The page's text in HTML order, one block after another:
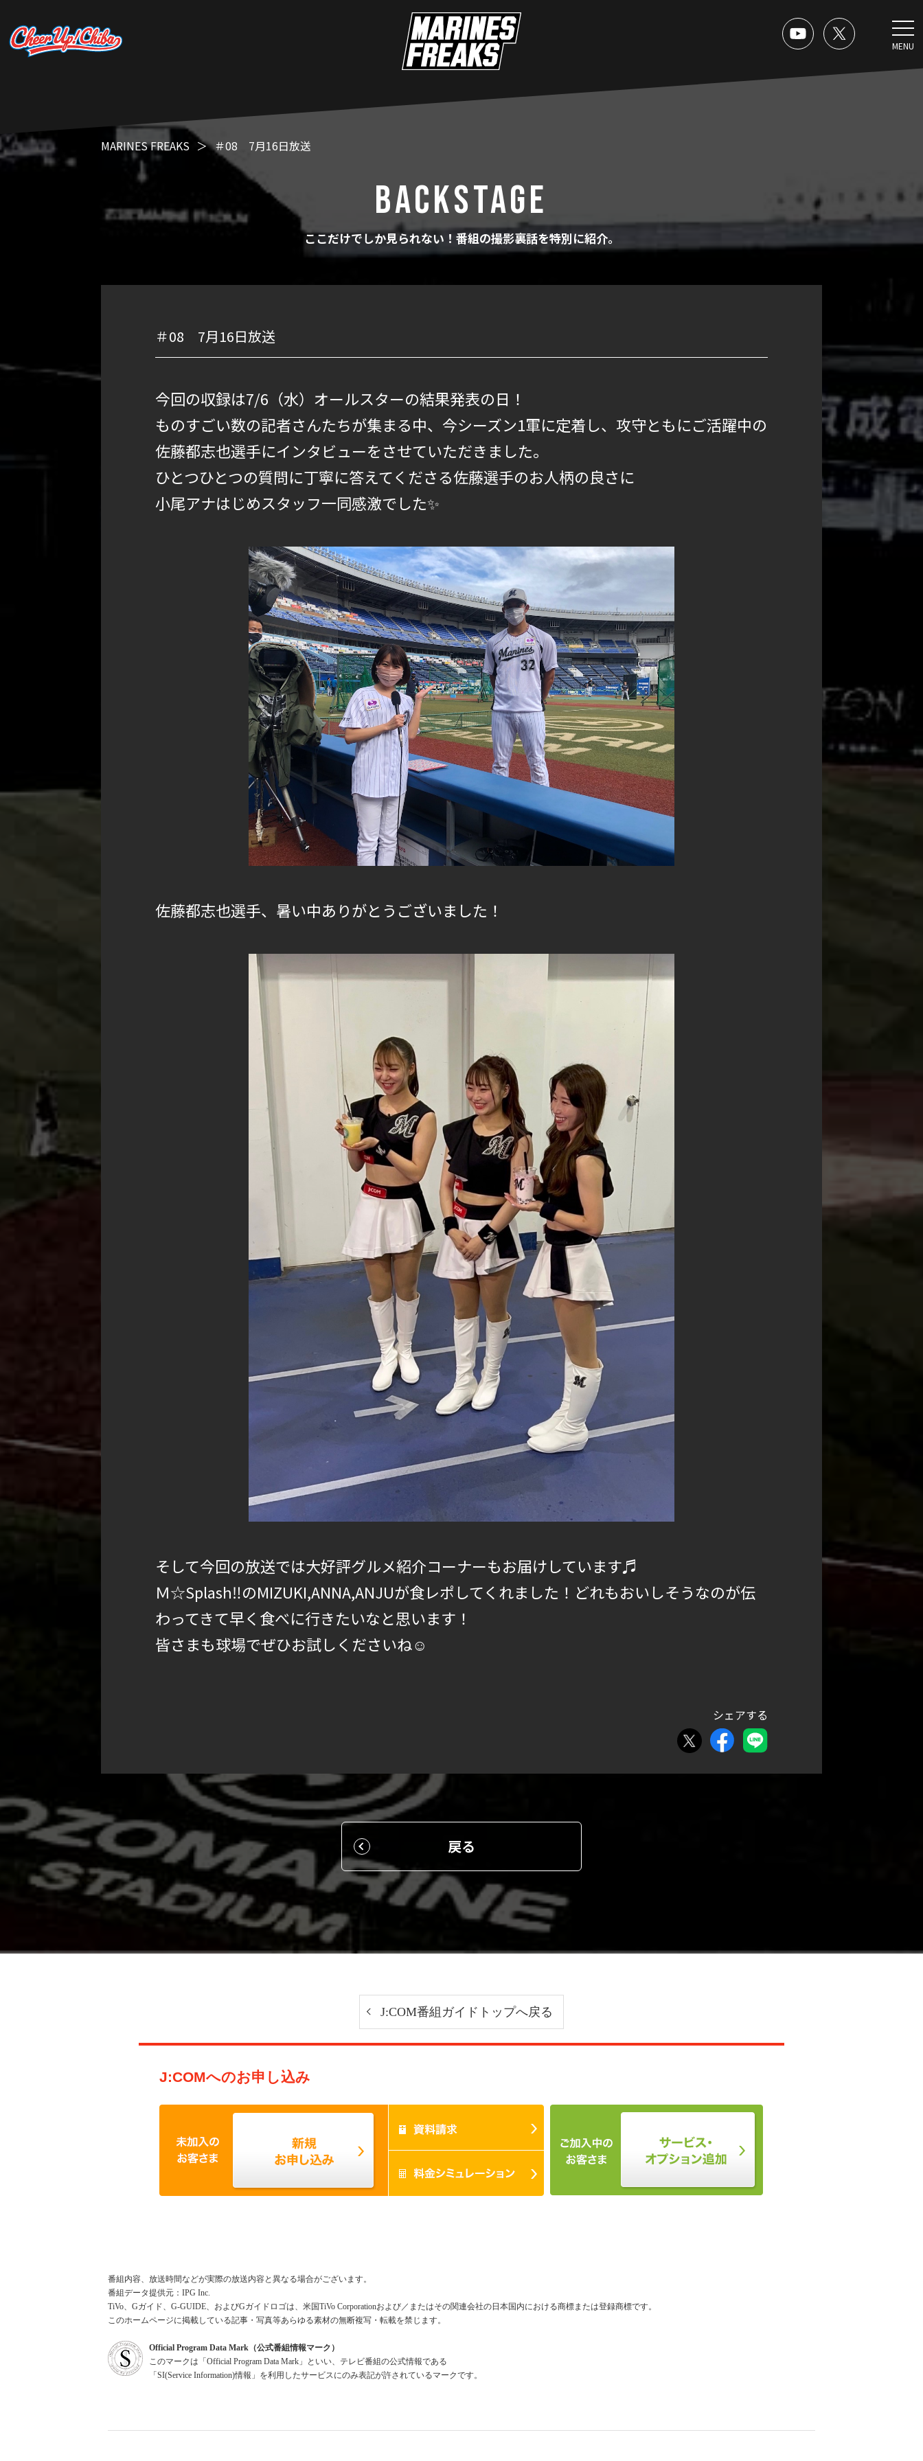
MENU
MARINES FREAKS ＃08 7月16日放送
BACKSTAGE
ここだけでしか見られない！番組の撮影裏話を特別に紹介。
＃08 7月16日放送
今回の収録は7/6（水）オールスターの結果発表の日！
ものすごい数の記者さんたちが集まる中、今シーズン1軍に定着し、攻守ともにご活躍中の
佐藤都志也選手にインタビューをさせていただきました。
ひとつひとつの質問に丁寧に答えてくださる佐藤選手のお人柄の良さに
小尾アナはじめスタッフ一同感激でした✨
佐藤都志也選手、暑い中ありがとうございました！
そして今回の放送では大好評グルメ紹介コーナーもお届けしています♬
Ｍ☆Splash‼のMIZUKI,ANNA,ANJUが食レポしてくれました！どれもおいしそうなのが伝
わってきて早く食べに行きたいなと思います！
皆さまも球場でぜひお試しくださいね☺
シェアする
戻る
J:COM番組ガイドトップへ戻る
J:COMへのお申し込み
番組内容、放送時間などが実際の放送内容と異なる場合がございます。
番組データ提供元：IPG Inc.
TiVo、Gガイド、G-GUIDE、およびGガイドロゴは、米国TiVo Corporationおよび／またはその関連会社の日本国内における商標または登録商標です。
このホームページに掲載している記事・写真等あらゆる素材の無断複写・転載を禁じます。
Official Program Data Mark（公式番組情報マーク）
このマークは「Official Program Data Mark」といい、テレビ番組の公式情報である
「SI(Service Information)情報」を利用したサービスにのみ表記が許されているマークです。